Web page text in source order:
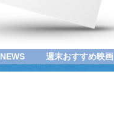
NEWS 週末おすすめ映画